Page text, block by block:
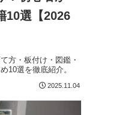
10選【2026
方・板付け・図鑑・
10選を徹底紹介。
2025.11.04